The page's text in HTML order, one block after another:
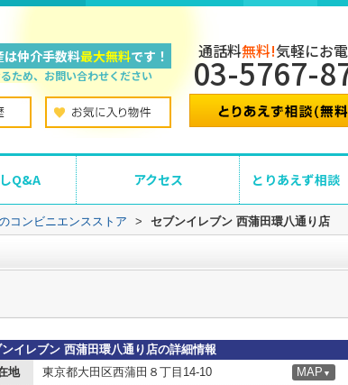
仲介手数料最大無料です！
ため、お問い合わせください
通話料無料!気軽にお
03-5767-
Q&A アクセス とりあえず相談
コンビニエンスストア > セブンイレブン 西蒲田環八通り店
イレブン 西蒲田環八通り店の詳細情報
地
東京都大田区西蒲田８丁目14-10 MAP ▼